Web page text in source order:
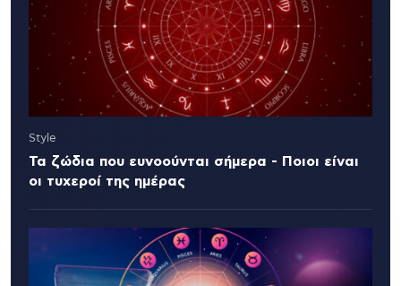
Style
Τα ζώδια που ευνοούνται σήμερα - Ποιοι είναι
οι τυχεροί της ημέρας